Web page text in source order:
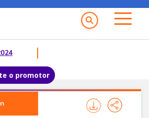
o promotor
Menu principal